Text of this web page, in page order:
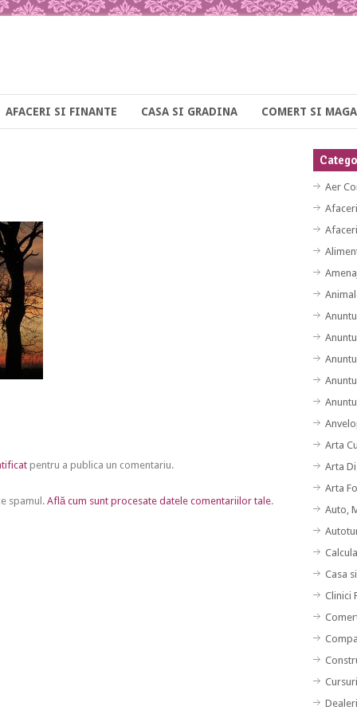
AFACERI SI FINANTE CASA SI GRADINA COMERT SI
pentru a publica un comentariu.
spamul. Află cum sunt procesate datele comentariilor tale.
Aer
Arta
Arta
Arta
Auto,
Casa
Clinici